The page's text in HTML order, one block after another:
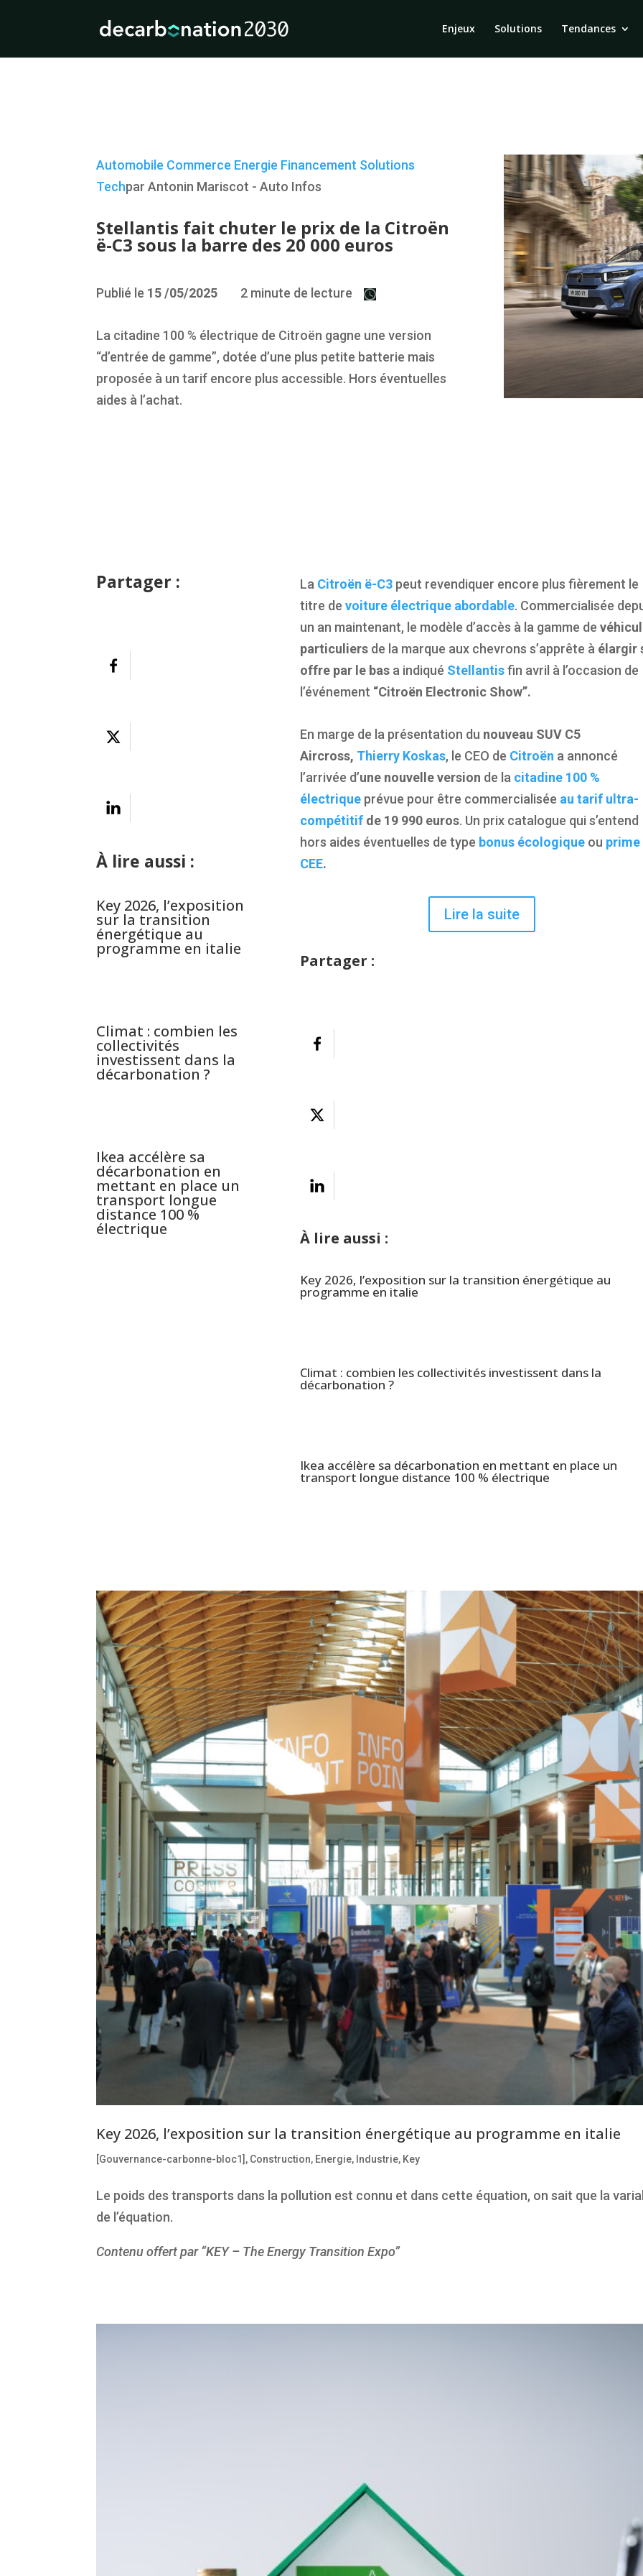
Enjeux Solutions Tendances
Automobile Commerce Energie Financement Solutions
Techpar Antonin Mariscot - Auto Infos
Stellantis fait chuter le prix de la Citroën
ë-C3 sous la barre des 20 000 euros
Publié le 15/05/2025 2 minute de lecture
La citadine 100 % électrique de Citroën gagne une version
“d’entrée de gamme”, dotée d’une plus petite batterie mais
proposée à un tarif encore plus accessible. Hors éventuelles
aides à l’achat.
Partager :
À lire aussi :
Key 2026, l’exposition
sur la transition
énergétique au
programme en italie
Climat : combien les
collectivités
investissent dans la
décarbonation ?
Ikea accélère sa
décarbonation en
mettant en place un
transport longue
distance 100 %
électrique
La Citroën ë-C3peut revendiquer encore plus fièrement le
titre de voiture électrique abordable. Commercialisée
un an maintenant, le modèle d’accès à la gamme de
particuliersde la marque aux chevrons s’apprête à élargir
offre par le basa indiqué Stellantisfin avril à l’occasion de
l’événement “Citroën Electronic Show”.
En marge de la présentation du nouveau SUV C5
Aircross, Thierry Koskas, le CEO de Citroën a annoncé
l’arrivée d’une nouvelle version de la citadine 100 %
électrique prévue pour être commercialisée au tarif ultra-
compétitifde 19 990 euros. Un prix catalogue qui s’entend
hors aides éventuelles de type bonus écologique ou prime
CEE.
Lire la suite
Partager :
À lire aussi :
Key 2026, l’exposition sur la transition énergétique au
programme en italie
Climat : combien les collectivités investissent dans la
décarbonation ?
Ikea accélère sa décarbonation en mettant en place un
transport longue distance 100 % électrique
Key 2026, l’exposition sur la transition énergétique au programme en italie
[Gouvernance-carbonne-bloc1] , Construction, Energie, Industrie, Key
Le poids des transports dans la pollution est connu et dans cette équation, on sait que la
de l’équation.
Contenu offert par “KEY – The Energy Transition Expo”